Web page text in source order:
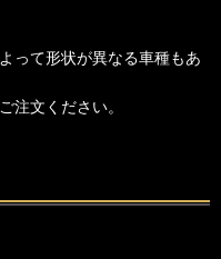
って形状が異なる車種もあ
注文ください。